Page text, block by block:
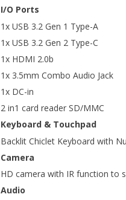
I/O Ports
1x USB 3.2 Gen 1 Type-A
1x USB 3.2 Gen 2 Type-C
1x HDMI 2.0b
1x 3.5mm Combo Audio Jack
1x DC-in
2 in1 card reader SD/MMC
Keyboard & Touchpad
Backlit Chiclet Keyboard with
Camera
HD camera with IR function to
Audio